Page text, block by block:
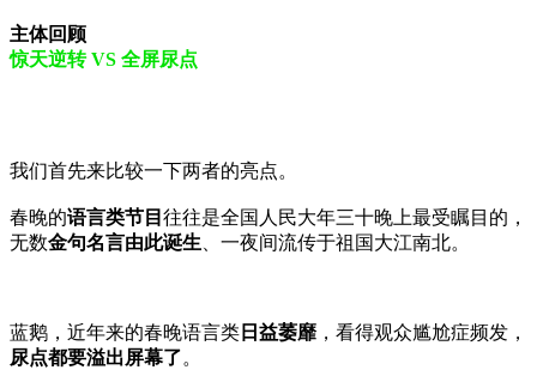
主体回顾
惊天逆转 VS 全屏尿点
我们首先来比较一下两者的亮点。
春晚的语言类节目 往往是全国人民大年三十晚上最受瞩目的，
无数金句名言由此诞生 、一夜间流传于祖国大江南北。
蓝鹅，近年来的春晚语言类 日益萎靡 ，看得观众尴尬症频发，
尿点都要溢出屏幕了。